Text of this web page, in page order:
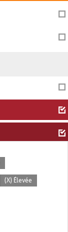
(X) Élevée